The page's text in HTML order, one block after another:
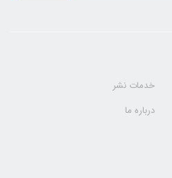
خدمات نشر
درباره ما